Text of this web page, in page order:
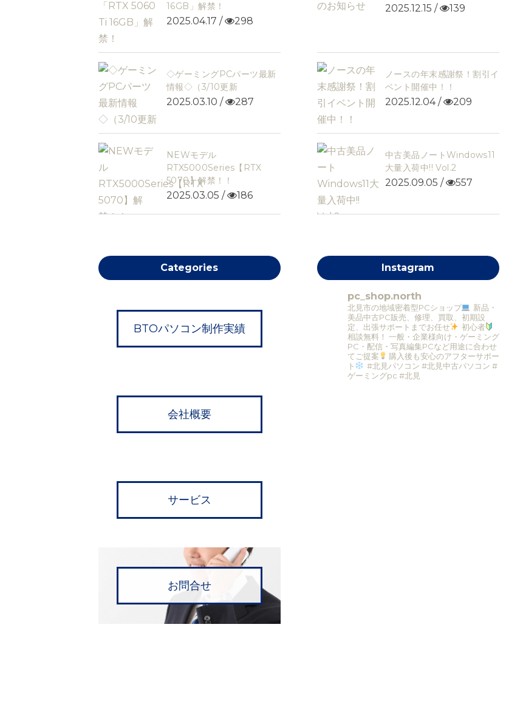
16GB」解禁！
2025.04.17 / 298
◇ゲーミングPCパーツ最新
情報◇（3/10更新
2025.03.10 / 287
NEWモデル
RTX5000Series【RTX
5070】解禁！！
2025.03.05 / 186
2025.12.15 / 139
ノースの年末感謝祭！割引イ
ベント開催中！！
2025.12.04 / 209
中古美品ノートWindows11
大量入荷中!! Vol.2
2025.09.05 / 557
Categories
BTOパソコン制作実績
会社概要
サービス
お問合せ
Instagram
pc_shop.north
北見市の地域密着型PCショップ 新品・
美品中古PC販売、修理、買取、初期設
定、出張サポートまでお任せ 初心者
相談無料！ 一般・企業様向け・ゲーミング
PC・配信・写真編集PCなど用途に合わせ
てご提案 購入後も安心のアフターサポー
ト #北見パソコン #北見中古パソコン #
ゲーミングpc #北見